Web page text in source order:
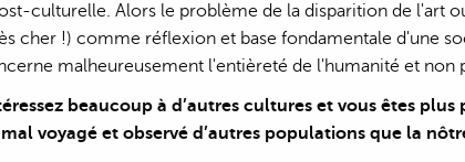
culturelle. Alors le problème de la disparition de l'art
cher !) comme réflexion et base fondamentale d'une
malheureusement l'entièreté de l'humanité et non
beaucoup à d’autres cultures et vous êtes
voyagé et observé d’autres populations que la